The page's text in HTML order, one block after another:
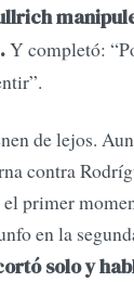
Y completó:
de lejos.
contra
primer
en la
solo y